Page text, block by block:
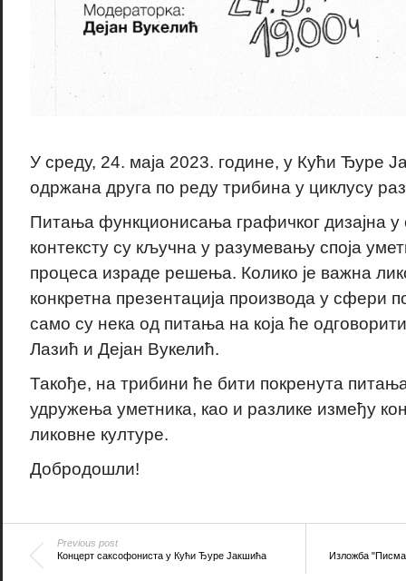
У среду, 24. маја 2023. године, у Кући Ђуре
одржана друга по реду трибина у циклусу
Питања функционисања графичког дизајна
контексту су кључна у разумевању споја
процеса израде решења. Колико је важна
конкретна презентација производа у сфери
само су нека од питања на која ће
Лазић и Дејан Вукелић.
Такође, на трибини ће бити покренута
удружења уметника, као и разлике између
ликовне културе.
Добродошли!
Previous post
Концерт саксофониста у Кући Ђуре Јакшића
Изложба